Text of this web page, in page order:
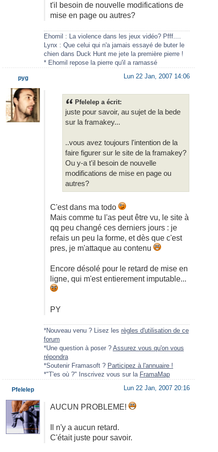
t'il besoin de nouvelle modifications de
mise en page ou autres?
Ehomil : La violence dans les jeux vidéo? Pfff....
Lynx : Que celui qui n'a jamais essayé de buter le
chien dans Duck Hunt me jete la première pierre !
* Ehomil repose la pierre qu'il a ramassé
Lun 22 Jan, 2007 14:06
Pfelelep a écrit:
juste pour savoir, au sujet de la bede
sur la framakey...
..vous avez toujours l'intention de la
faire figurer sur le site de la framakey?
Ou y-a t'il besoin de nouvelle
modifications de mise en page ou
autres?
C'est dans ma todo
Mais comme tu l'as peut être vu, le site à
qq peu changé ces derniers jours : je
refais un peu la forme, et dès que c'est
pres, je m'attaque au contenu
Encore désolé pour le retard de mise en
ligne, qui m'est entierement imputable...
PY
*Nouveau venu ? Lisez les règles d'utilisation de ce
forum
*Une question à poser ? Assurez vous qu'on vous
répondra
*Soutenir Framasoft ? Participez à l'annuaire !
*"T'es où ?" Inscrivez vous sur la FramaMap
pyg
Lun 22 Jan, 2007 20:16
AUCUN PROBLEME!
Il n'y a aucun retard.
C'était juste pour savoir.
Pfelelep